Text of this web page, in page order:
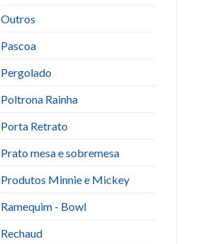
Outros
Pascoa
Pergolado
Poltrona Rainha
Porta Retrato
Prato mesa e sobremesa
Produtos Minnie e Mickey
Ramequim - Bowl
Rechaud